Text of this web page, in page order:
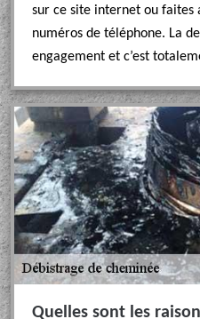
sur ce site internet ou faites
numéros de téléphone. La
engagement et c’est
Quelles sont les